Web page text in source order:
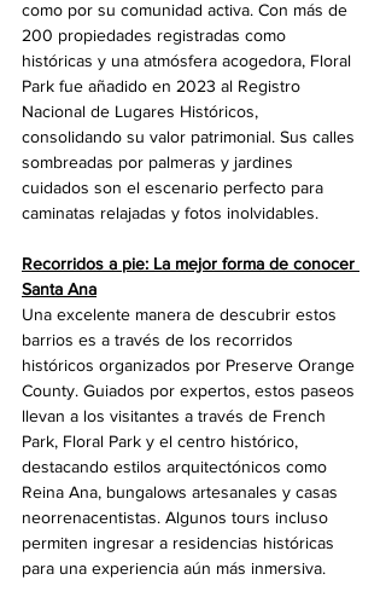
como por su comunidad activa. Con más de
200 propiedades registradas como
históricas y una atmósfera acogedora, Floral
Park fue añadido en 2023 al Registro
Nacional de Lugares Históricos,
consolidando su valor patrimonial. Sus calles
sombreadas por palmeras y jardines
cuidados son el escenario perfecto para
caminatas relajadas y fotos inolvidables.
Recorridos a pie: La mejor forma de conocer
Santa Ana
Una excelente manera de descubrir estos
barrios es a través de los recorridos
históricos organizados por Preserve Orange
County. Guiados por expertos, estos paseos
llevan a los visitantes a través de French
Park, Floral Park y el centro histórico,
destacando estilos arquitectónicos como
Reina Ana, bungalows artesanales y casas
neorrenacentistas. Algunos tours incluso
permiten ingresar a residencias históricas
para una experiencia aún más inmersiva.